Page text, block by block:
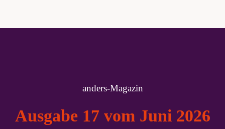
anders-Magazin
Ausgabe 17 vom Juni 2026